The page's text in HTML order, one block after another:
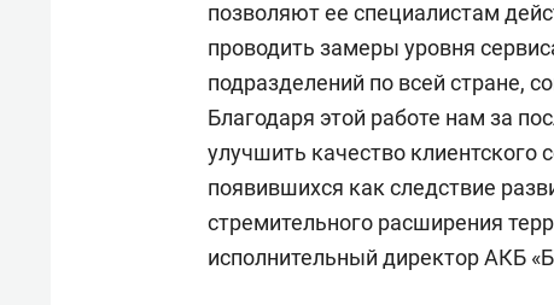
позволяют ее специалистам
проводить замеры уровня
подразделений по всей стране,
Благодаря этой работе нам за
улучшить качество клиентского
появившихся как следствие
стремительного расширения
исполнительный директор АКБ